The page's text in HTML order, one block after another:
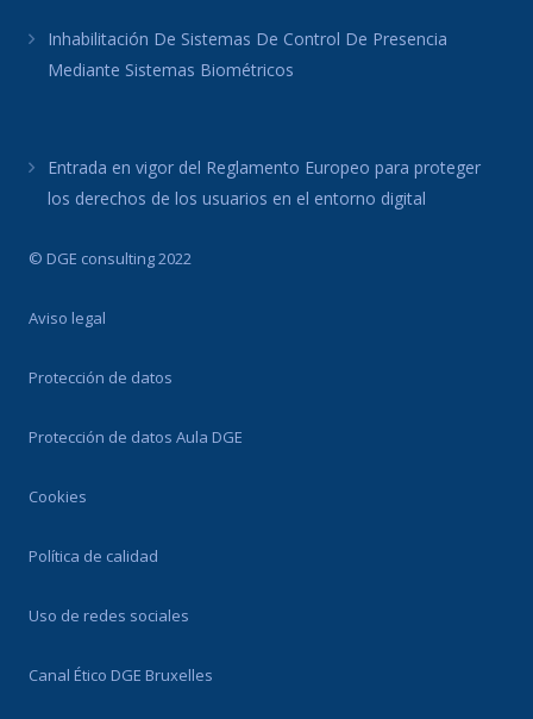
Inhabilitación De Sistemas De Control De Presencia
Mediante Sistemas Biométricos
Entrada en vigor del Reglamento Europeo para proteger
los derechos de los usuarios en el entorno digital
© DGE consulting 2022
Aviso legal
Protección de datos
Protección de datos Aula DGE
Cookies
Política de calidad
Uso de redes sociales
Canal Ético DGE Bruxelles